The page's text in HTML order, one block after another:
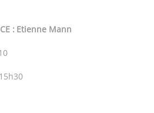
: Etienne Mann